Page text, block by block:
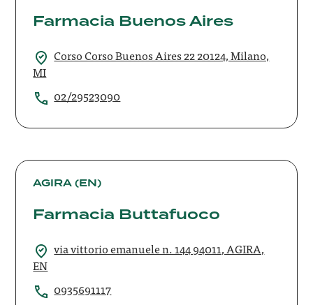
Farmacia Buenos Aires
Corso Corso Buenos Aires 22 20124, Milano,
MI
02/29523090
AGIRA (EN)
Farmacia Buttafuoco
via vittorio emanuele n. 144 94011, AGIRA,
EN
0935691117
Farmacia
Buttafuoco